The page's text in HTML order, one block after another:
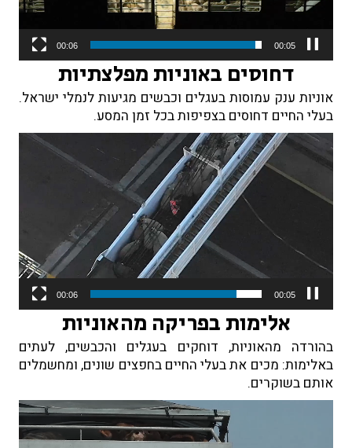
00:02
00:06
דחוסים באוניות מפלצתיות
אוניות ענק עמוסות בעגלים וכבשים מגיעות לנמלי ישראל.
בעלי החיים דחוסים בצפיפות בכל זמן המסע.
וידאו
00:01
00:06
אלימות בפריקה מהאוניות
בהורדה מהאוניות, דוחקים בעגלים והכבשים, לעתים
באלימות: מכים את בעלי החיים בחפצים שונים, ומחשמלים
אותם בשוקרים.